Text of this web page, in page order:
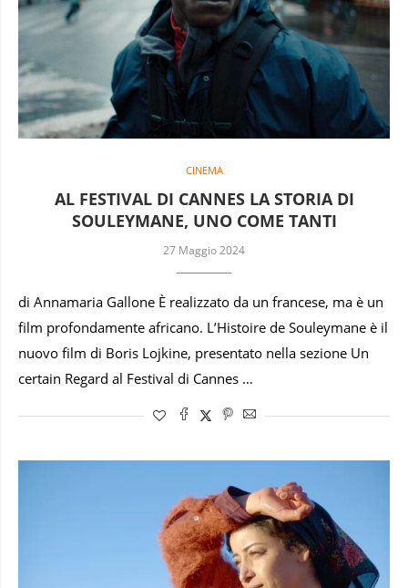
CINEMA
AL FESTIVAL DI CANNES LA STORIA DI
SOULEYMANE, UNO COME TANTI
27 Maggio 2024
di Annamaria Gallone È realizzato da un francese, ma è un
film profondamente africano. L’Histoire de Souleymane è il
nuovo film di Boris Lojkine, presentato nella sezione Un
certain Regard al Festival di Cannes …